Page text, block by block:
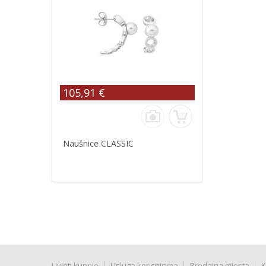
105,91 €
Naušnice CLASSIC